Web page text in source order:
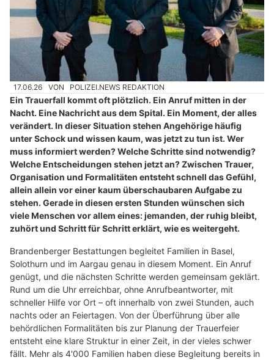
17.06.26 VON POLIZEI.NEWS REDAKTION
Ein Trauerfall kommt oft plötzlich. Ein Anruf mitten in der
Nacht. Eine Nachricht aus dem Spital. Ein Moment, der alles
verändert. In dieser Situation stehen Angehörige häufig
unter Schock und wissen kaum, was jetzt zu tun ist. Wer
muss informiert werden? Welche Schritte sind notwendig?
Welche Entscheidungen stehen jetzt an? Zwischen Trauer,
Organisation und Formalitäten entsteht schnell das Gefühl,
allein allein vor einer kaum überschaubaren Aufgabe zu
stehen. Gerade in diesen ersten Stunden wünschen sich
viele Menschen vor allem eines: jemanden, der ruhig bleibt,
zuhört und Schritt für Schritt erklärt, wie es weitergeht.
Brandenberger Bestattungen begleitet Familien in Basel,
Solothurn und im Aargau genau in diesem Moment. Ein Anruf
genügt, und die nächsten Schritte werden gemeinsam geklärt.
Rund um die Uhr erreichbar, ohne Anrufbeantworter, mit
schneller Hilfe vor Ort – oft innerhalb von zwei Stunden, auch
nachts oder an Feiertagen. Von der Überführung über alle
behördlichen Formalitäten bis zur Planung der Trauerfeier
entsteht eine klare Struktur in einer Zeit, in der vieles schwer
fällt. Mehr als 4'000 Familien haben diese Begleitung bereits in